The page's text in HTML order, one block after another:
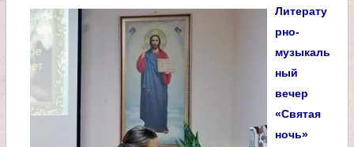
Литерату
рно-
музыкаль
ный
вечер
«Святая
ночь»